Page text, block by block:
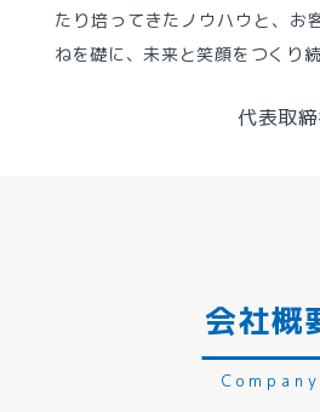
たり培ってきたノウハウと、お
ねを礎に、未来と笑顔をつくり
代表取
会社概